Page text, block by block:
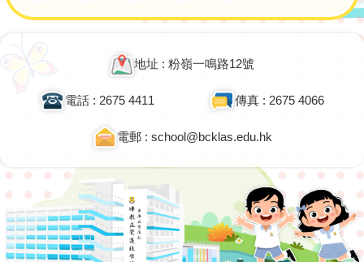
琳
繪畫組 小學P.3至P.4組 香港及澳門區金獎
繪畫組 小學P.3至P.4組 廣東區金獎
3D嚴文
繪畫組 小學P.3至P.4組 廣東區亞軍
3C吳嘉
淋
繪畫組 小學P.3至P.4組 廣東區金獎
3C胡曼
3A鄧灝麟
3B賴孝晟
3C劉博瀚
3C吳浩恩
U10混合組盃賽殿軍
3A連希霖
3A鄧灝麟
3A王亦桓
3B張凱婷
3B盧琦淇
3C劉博瀚
中文科銀獎
6A鍾芷柔
6B麥家臻
中文科銅獎
6A丘曉穎
英文科金獎
6A鍾芷柔
6A郭鎬賢
6B麥家臻
英文科銀獎 6A丘曉穎
頁
page
地址 : 粉嶺一鳴路12號
電話 : 2675 4411 傳真 : 2675 4066
電郵 : school@bcklas.edu.hk